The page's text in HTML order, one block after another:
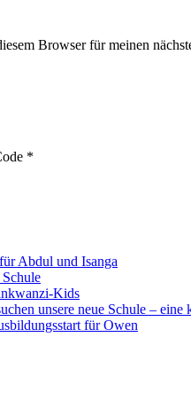
Browser für meinen
*
Abdul und Isanga
Kids
unsere neue Schule –
für Owen